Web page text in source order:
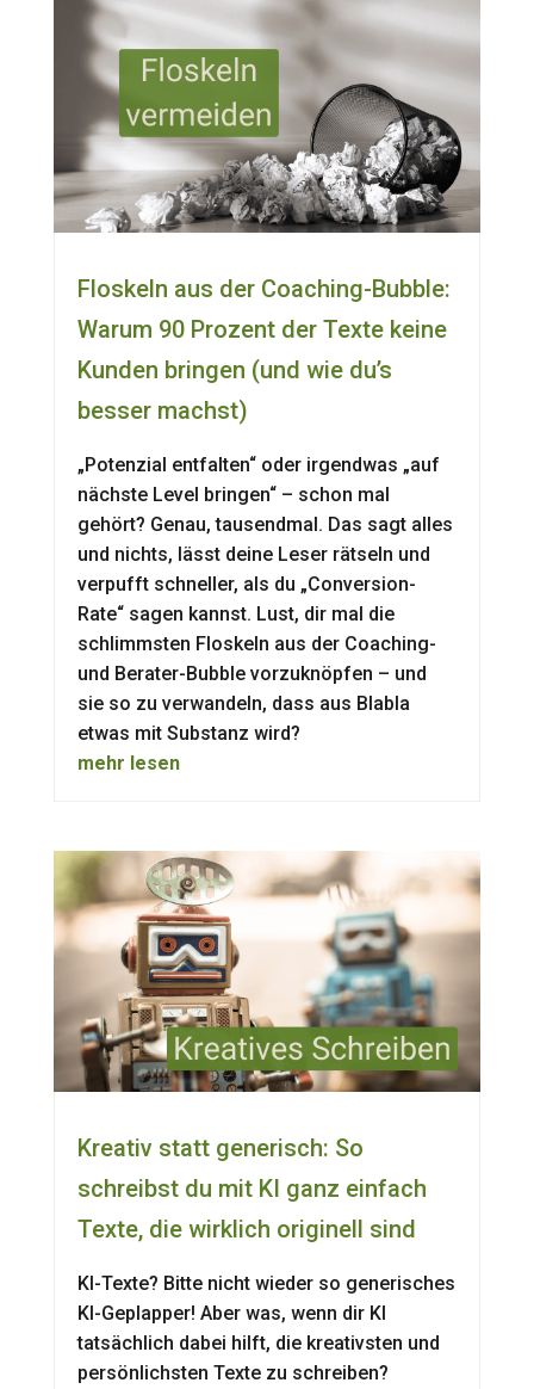
Floskeln aus der Coaching-Bubble:
Warum 90 Prozent der Texte keine
Kunden bringen (und wie du’s
besser machst)
„Potenzial entfalten“ oder irgendwas „auf
nächste Level bringen“ – schon mal
gehört? Genau, tausendmal. Das sagt alles
und nichts, lässt deine Leser rätseln und
verpufft schneller, als du „Conversion-
Rate“ sagen kannst. Lust, dir mal die
schlimmsten Floskeln aus der Coaching-
und Berater-Bubble vorzuknöpfen – und
sie so zu verwandeln, dass aus Blabla
etwas mit Substanz wird?
mehr lesen
Kreativ statt generisch: So
schreibst du mit KI ganz einfach
Texte, die wirklich originell sind
KI-Texte? Bitte nicht wieder so generisches
KI-Geplapper! Aber was, wenn dir KI
tatsächlich dabei hilft, die kreativsten und
persönlichsten Texte zu schreiben?